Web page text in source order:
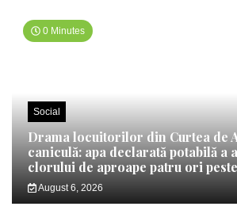
0 Minutes
Social
Drama locuitorilor din Curtea de
caniculă: apa declarată potabilă a
clorului de aproape patru ori
August 6, 2026